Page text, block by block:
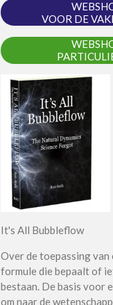
VOOR DE
It's All Bubbleflow
Over de toepassing van
formule die bepaalt of
bestaan. De basis voor
om naar de